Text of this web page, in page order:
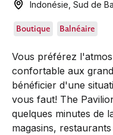
Indonésie ,Sud de
Boutique Balnéaire
Vous préférez
confortable aux
bénéficier d'une
vous faut! The
quelques minutes de
magasins,